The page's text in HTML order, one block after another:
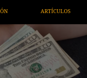
ARTÍCULOS ARTE /